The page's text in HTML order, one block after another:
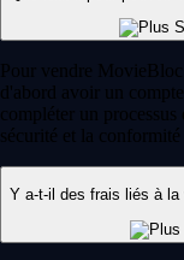
Pour vendre
d'abord avoir un
compléter un
sécurité et la
Y a-t-il des frais liés à